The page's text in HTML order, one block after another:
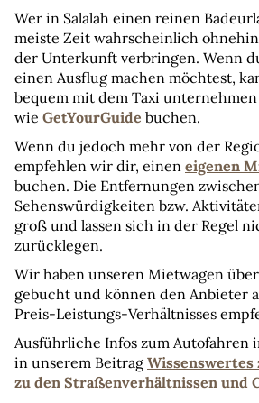
Wer in Salalah einen reinen
meiste Zeit wahrscheinlich
der Unterkunft verbringen. Wenn
einen Ausflug machen möchtest,
bequem mit dem Taxi
wie GetYourGuide buchen.
Wenn du jedoch mehr von der
empfehlen wir dir, einen eigenen
buchen. Die Entfernungen
Sehenswürdigkeiten bzw.
groß und lassen sich in der Regel
zurücklegen.
Wir haben unseren Mietwagen über
gebucht und können den Anbieter
Preis-Leistungs-Verhältnisses
Ausführliche Infos zum Autofahren
in unserem Beitrag Wissenswertes
zu den Straßenverhältnissen und